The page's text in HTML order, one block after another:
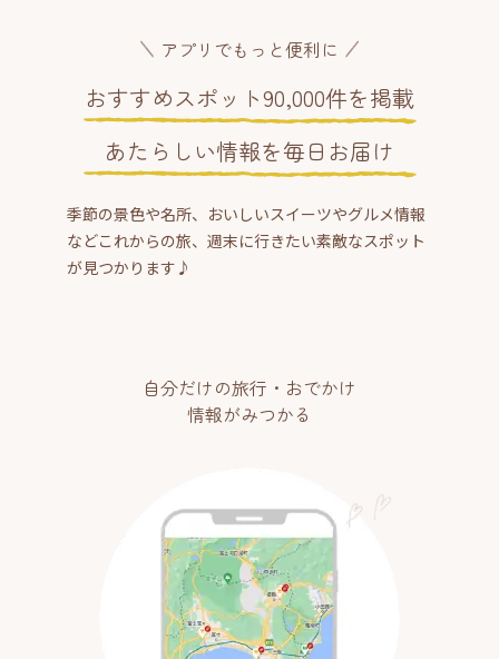
アプリでもっと便利に
おすすめスポット90,000件を掲載
あたらしい情報を毎日お届け
季節の景色や名所、おいしいスイーツやグルメ情報
などこれからの旅、週末に行きたい素敵なスポット
が見つかります♪
自分だけの旅行・おでかけ
情報がみつかる